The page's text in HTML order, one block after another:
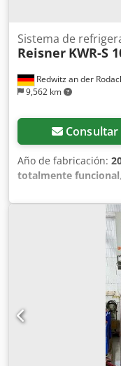
Redwitz an der
9,562 km
Sistema de
Reisner KWR-S
Consultar
Año de fabricación:
totalmente funcional
refrigeración Agua
Acksck Capacidad
alivio para invierno
KS/ Compresor:
110 m³/h
rpm Potencia
kW Coeficiente de
Temperatura de
condensación: 45 °C
fases-50 Hz Potencia
150 kW Temperatura
Temperatura